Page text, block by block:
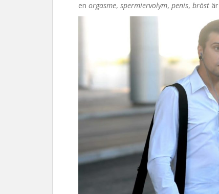
en orgasme, spermiervolym, penis, bröst